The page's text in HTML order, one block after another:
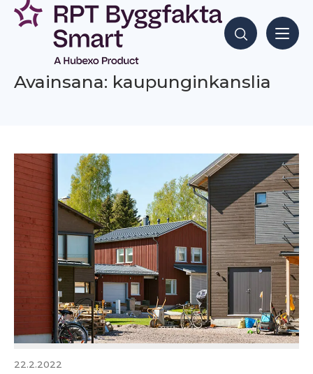
Siirry
sisältöön
Hae sisältöjä
Avainsana: kaupunginkanslia
22.2.2022